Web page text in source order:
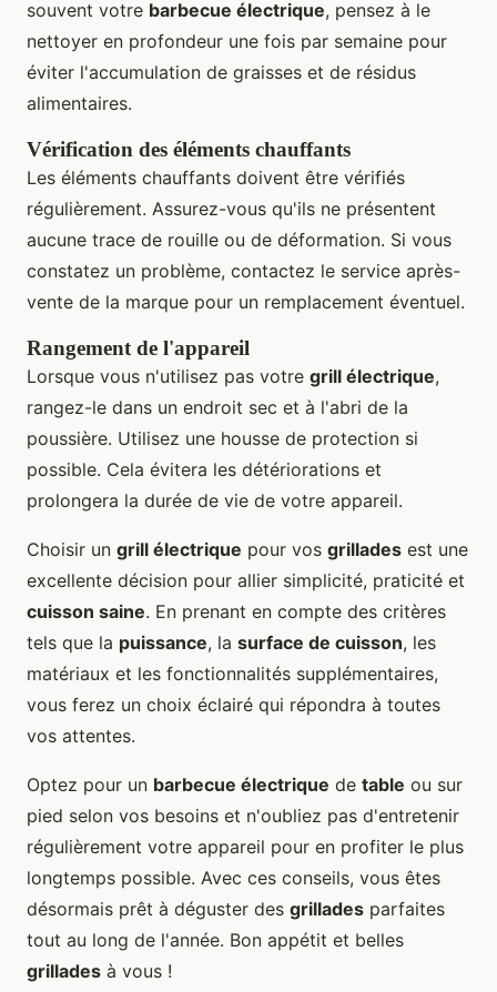
souvent votre barbecue électrique, pensez à le
nettoyer en profondeur une fois par semaine pour
éviter l'accumulation de graisses et de résidus
alimentaires.
Vérification des éléments chauffants
Les éléments chauffants doivent être vérifiés
régulièrement. Assurez-vous qu'ils ne présentent
aucune trace de rouille ou de déformation. Si vous
constatez un problème, contactez le service après-
vente de la marque pour un remplacement éventuel.
Rangement de l'appareil
Lorsque vous n'utilisez pas votre grill électrique,
rangez-le dans un endroit sec et à l'abri de la
poussière. Utilisez une housse de protection si
possible. Cela évitera les détériorations et
prolongera la durée de vie de votre appareil.
Choisir un grill électrique pour vos grillades est une
excellente décision pour allier simplicité, praticité et
cuisson saine. En prenant en compte des critères
tels que la puissance, la surface de cuisson, les
matériaux et les fonctionnalités supplémentaires,
vous ferez un choix éclairé qui répondra à toutes
vos attentes.
Optez pour un barbecue électrique de table ou sur
pied selon vos besoins et n'oubliez pas d'entretenir
régulièrement votre appareil pour en profiter le plus
longtemps possible. Avec ces conseils, vous êtes
désormais prêt à déguster des grillades parfaites
tout au long de l'année. Bon appétit et belles
grillades à vous !